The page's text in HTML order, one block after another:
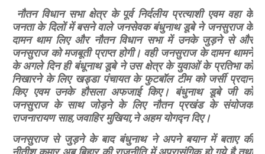
नौतन विधान सभा क्षेत्र के पूर्व निर्दलीय प्रत्याशी एवम वहा के
जनता के दिलों में बसने वाले जनसेवक बंधुनाथ डूबे ने जनसुराज के
दामन थाम लिए और नौतन विधान सभा में उनके जुड़ने से और
जनसुराज को मजबूती प्राप्त होगी। वही जनसुराज के दामन थामने
के अगले दिन ही बंधूनाथ डूबे ने उस क्षेत्र के युवाओं के प्रतिभा को
निखारने के लिए खड्डा पंचायत के फुटबॉल टीम को जर्सी प्रदान
किए एवम उनके हौसला अफजाई किए। बंधुनाथ डूबे जी को
जनसुराज के साथ जोड़ने के लिए नौतन प्रखंड के संयोजक
राजनारायण साह,जवाहिर मुखिया,ने अहम योगद्न दिए।
जनसुराज से जुड़ने के बाद बंधुनाथ ने अपने बयान में बताए की